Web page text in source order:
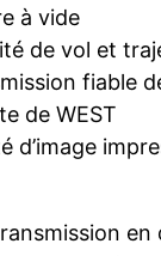
à vide
de vol et
fiable
de WEST
d’image
en